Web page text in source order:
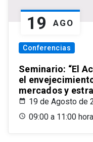
19 AGO
Conferencias
Seminario: “El
el
mercados y
19 de Agosto de
09:00 a 11:00